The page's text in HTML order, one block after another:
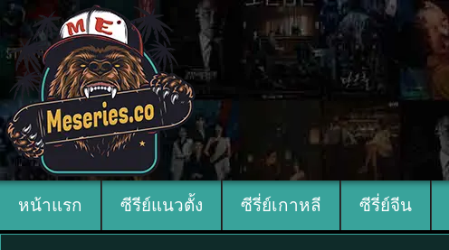
หน้าแรก ซีรีย์แนวตั้ง ซีรี่ย์เกาหลี ซีรี่ย์จีน